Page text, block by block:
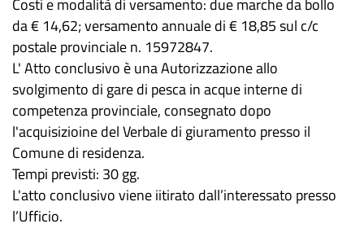
da € 14,62; versamento annuale di € 18,85 sul c/c
postale provinciale n. 15972847.
L' Atto conclusivo è una Autorizzazione allo
svolgimento di gare di pesca in acque interne di
competenza provinciale, consegnato dopo
l'acquisizioine del Verbale di giuramento presso il
Comune di residenza.
Tempi previsti: 30 gg.
L'atto conclusivo viene iitirato dall’interessato presso
l’Ufficio.